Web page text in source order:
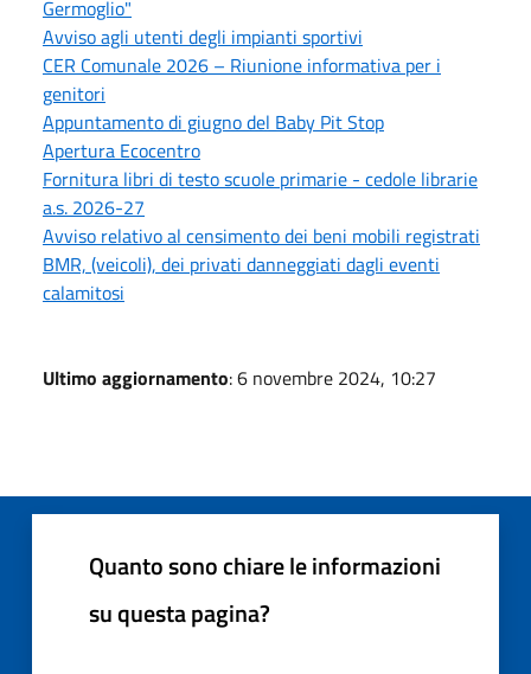
Germoglio"
Avviso agli utenti degli impianti sportivi
CER Comunale 2026 – Riunione informativa per i
genitori
Appuntamento di giugno del Baby Pit Stop
Apertura Ecocentro
Fornitura libri di testo scuole primarie - cedole librarie
a.s. 2026-27
Avviso relativo al censimento dei beni mobili registrati
BMR, (veicoli), dei privati danneggiati dagli eventi
calamitosi
Ultimo aggiornamento: 6 novembre 2024, 10:27
Quanto sono chiare le informazioni
su questa pagina?